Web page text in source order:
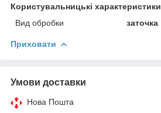
Користувальницькі характеристики
Вид обробки
заточка
Приховати
Умови доставки
Нова Пошта